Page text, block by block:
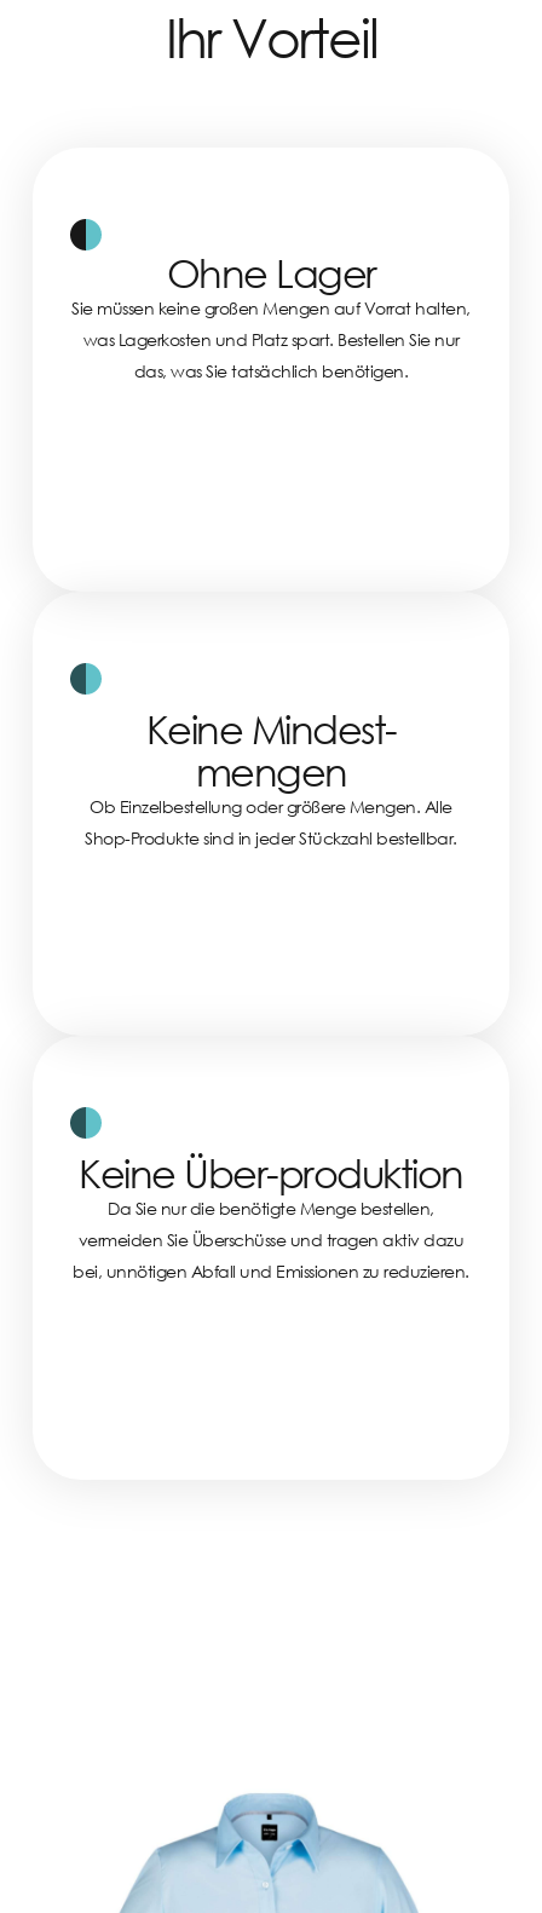
Ihr Vorteil
Ohne Lager
Sie müssen keine großen Mengen auf Vorrat halten,
was Lagerkosten und Platz spart. Bestellen Sie nur
das, was Sie tatsächlich benötigen.
Keine Mindest-
mengen
Ob Einzelbestellung oder größere Mengen. Alle
Shop-Produkte sind in jeder Stückzahl bestellbar.
Keine Über-produktion
Da Sie nur die benötigte Menge bestellen,
vermeiden Sie Überschüsse und tragen aktiv dazu
bei, unnötigen Abfall und Emissionen zu reduzieren.